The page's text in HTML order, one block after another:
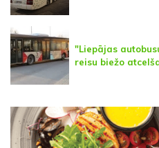
"Liepājas
reisu biežo